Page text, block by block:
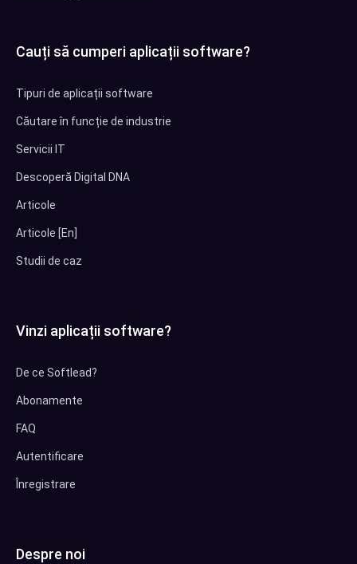
Cauți să cumperi aplicații software?
Tipuri de aplicații software
Căutare în funcție de industrie
Servicii IT
Descoperă Digital DNA
Articole
Articole [En]
Studii de caz
Vinzi aplicații software?
De ce Softlead?
Abonamente
FAQ
Autentificare
Înregistrare
Despre noi